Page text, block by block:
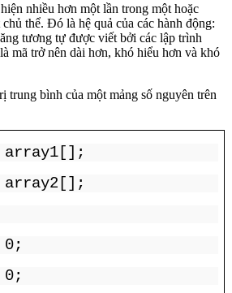
nhiều hơn một lần trong một hoặc
thể. Đó là hệ quả của các hành động:
tương tự được viết bởi các lập trình
mã trở nên dài hơn, khó hiểu hơn và khó
trung bình của một mảng số nguyên trên
0;
0;